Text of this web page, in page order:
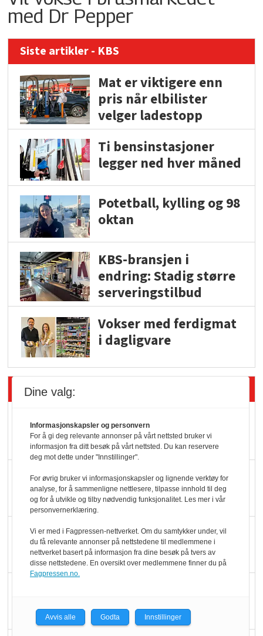
med Dr Pepper
Siste artikler - KBS
Mat er viktigere enn
pris når elbilister
velger ladestopp
Ti bensinstasjoner
legger ned hver måned
Potetball, kylling og 98
oktan
KBS-bransjen i
endring: Stadig større
serveringstilbud
Vokser med ferdigmat
i dagligvare
Siste artikler - Butikk i praksis
Rema-flaggskip
dundrer videre
Slik opprettholdes
ølsalget
Færre varer, men fulle
hyller
Dine valg:
Informasjonskapsler og personvern
For å gi deg relevante annonser på vårt nettsted bruker vi
informasjon fra ditt besøk på vårt nettsted. Du kan reservere
deg mot dette under "Innstillinger".
For øvrig bruker vi informasjonskapsler og lignende verktøy for
analyse, for å sammenligne nettlesere, tilpasse innhold til deg
og for å utvikle og tilby nødvendig funksjonalitet. Les mer i vår
personvernerklæring.
Vi er med i Fagpressen-nettverket. Om du samtykker under, vil
du få relevante annonser på nettstedene til medlemmene i
nettverket basert på informasjon fra dine besøk på tvers av
disse nettstedene. En oversikt over medlemmene finner du på
Fagpressen.no.
Avvis alle Godta Innstillinger